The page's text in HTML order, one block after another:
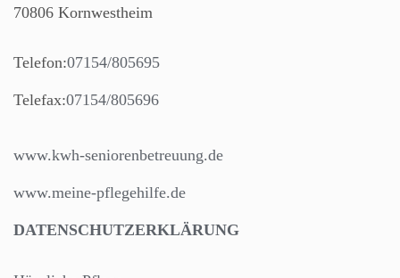
70806 Kornwestheim
Telefon:07154/805695
Telefax:07154/805696
www.kwh-seniorenbetreuung.de
www.meine-pflegehilfe.de
DATENSCHUTZERKLÄRUNG